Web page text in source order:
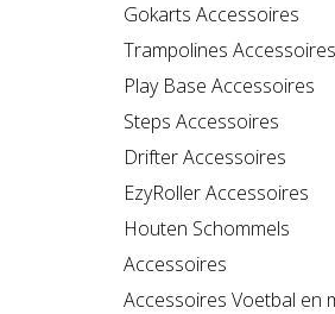
Gokarts Accessoires
Trampolines Accessoires
Play Base Accessoires
Steps Accessoires
Drifter Accessoires
EzyRoller Accessoires
Houten Schommels
Accessoires
Accessoires Voetbal en